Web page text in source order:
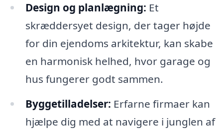
Design og planlægning: Et
skræddersyet design, der tager højde
for din ejendoms arkitektur, kan skabe
en harmonisk helhed, hvor garage og
hus fungerer godt sammen.
Byggetilladelser: Erfarne firmaer kan
hjælpe dig med at navigere i junglen af